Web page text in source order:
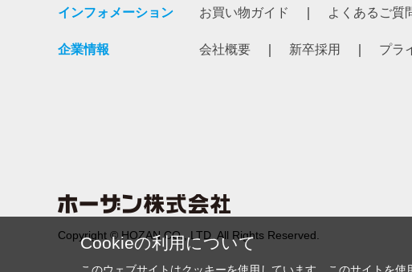
インフォメーション お買い物ガイド よくあるご質
企業情報 会社概要 新卒採用 プラ
Copyright © HOZAN CO., LTD. All Rights Reserved.
Cookieの利用について